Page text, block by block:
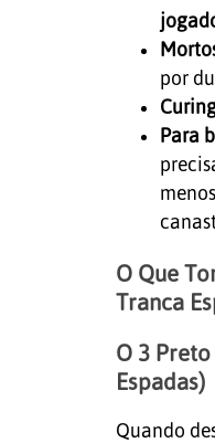
por
Para
O Que
Tranca
O 3 Preto
Espadas)
Quando